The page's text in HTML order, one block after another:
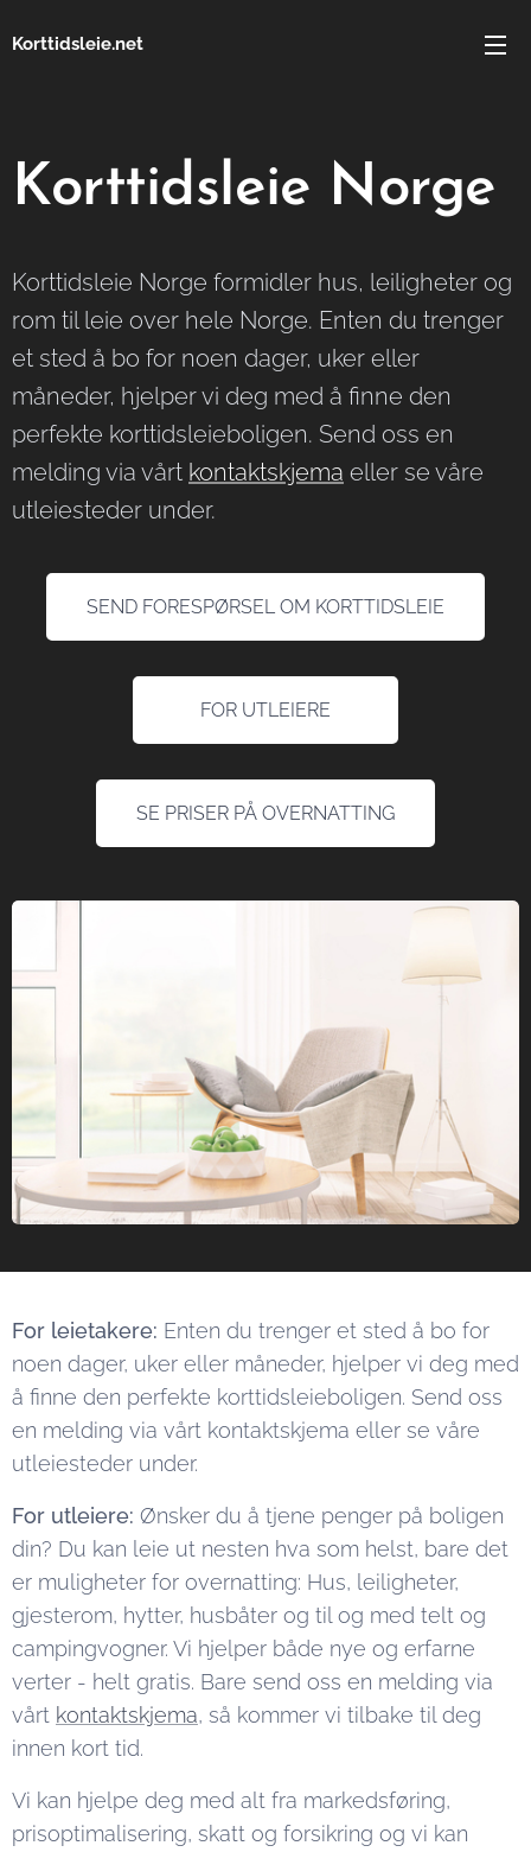
Korttidsleie.net
Korttidsleie Norge
Korttidsleie Norge formidler hus, leiligheter og
rom til leie over hele Norge. Enten du trenger
et sted å bo for noen dager, uker eller
måneder, hjelper vi deg med å finne den
perfekte korttidsleieboligen. Send oss en
melding via vårt kontaktskjema eller se våre
utleiesteder under.
SEND FORESPØRSEL OM KORTTIDSLEIE
FOR UTLEIERE
SE PRISER PÅ OVERNATTING
For leietakere: Enten du trenger et sted å bo for
noen dager, uker eller måneder, hjelper vi deg med
å finne den perfekte korttidsleieboligen. Send oss
en melding via vårt kontaktskjema eller se våre
utleiesteder under.
For utleiere: Ønsker du å tjene penger på boligen
din? Du kan leie ut nesten hva som helst, bare det
er muligheter for overnatting: Hus, leiligheter,
gjesterom, hytter, husbåter og til og med telt og
campingvogner. Vi hjelper både nye og erfarne
verter - helt gratis. Bare send oss en melding via
vårt kontaktskjema, så kommer vi tilbake til deg
innen kort tid.
Vi kan hjelpe deg med alt fra markedsføring,
prisoptimalisering, skatt og forsikring og vi kan